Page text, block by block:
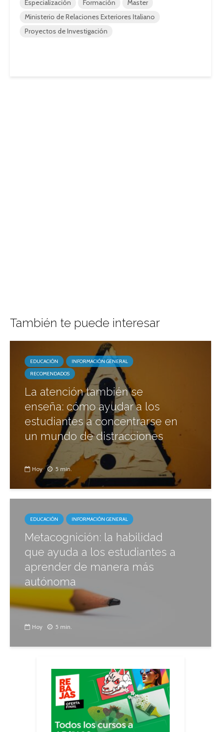
Especialización Formación
Master
Ministerio de Relaciones Exteriores Italiano
Proyectos de Investigación
También te puede interesar
EDUCACIÓN
INFORMACIÓN GENERAL
RECOMENDADOS
La atención también se
enseña: cómo ayudar a los
estudiantes a concentrarse en
un mundo de distracciones
Hoy 5 min.
EDUCACIÓN INFORMACIÓN GENERAL
Metacognición: la habilidad
que ayuda a los estudiantes a
aprender de manera más
autónoma
Hoy 5 min.